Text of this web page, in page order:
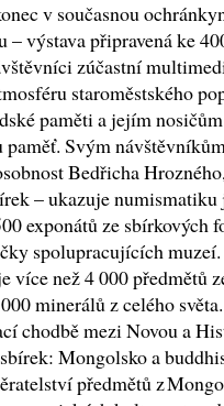
v současnou
– výstava připravená ke
zúčastní
staroměstského
paměti a jejím
Svým
Bedřicha
– ukazuje
exponátů ze sbírkových
spolupracujících
více než 4 000 předmětů
minerálů z celého
chodbě mezi Novou a
Mongolsko a
předmětů z